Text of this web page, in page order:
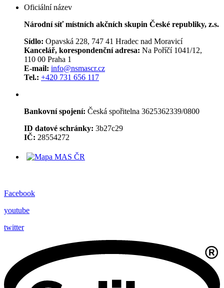
Oficiální název
Národní síť místních akčních skupin České republiky, z.s.
Sídlo: Opavská 228, 747 41 Hradec nad Moravicí
Kancelář, korespondenční adresa: Na Poříčí 1041/12,
110 00 Praha 1
E-mail: info@nsmascr.cz
Tel.: +420 731 656 117
Bankovní spojení: Česká spořitelna 3625362339/0800
ID datové schránky: 3b27c29
IČ: 28554272
Facebook
youtube
twitter